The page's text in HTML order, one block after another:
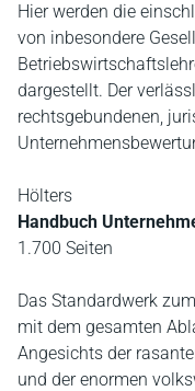
Hier werden die
von inbesondere
dargestellt. Der
rechtsgebundenen,
Hölters
Handbuch
1.700 Seiten
Das Standardwerk
mit dem gesamten
Angesichts der
und der enormen